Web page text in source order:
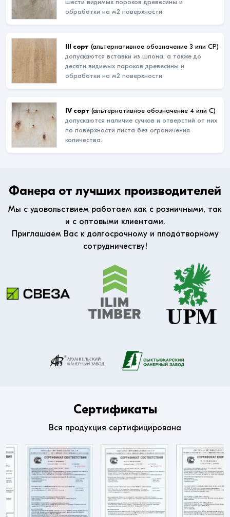
шести видимых пороков древесины и
обработки на м2 поверхности
III сорт (альтернативное обозначение 3 или СР)
допускаются вставки из шпона, а также до
десяти видимых пороков древесины и
обработки на м2 поверхности
IV сорт (альтернативное обозначение 4 или С)
допускаются наличие сучков и отверстий от них
по поверхности листа без ограничения
количества.
Фанера от лучших производителей
Мы с удовольствием работаем как с розничными, так
и с оптовыми клиентами.
Приглашаем Вас к долгосрочному и плодотворному
сотрудничеству!
Сертификаты
Вся продукция сертифицирована